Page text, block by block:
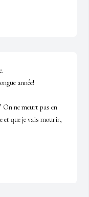
année!
On ne meurt pas en
et que je vais mourir,